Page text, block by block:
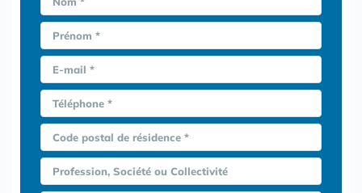
Prénom *
E-mail *
Téléphone *
Code postal de résidence *
Profession, Société ou Collectivité